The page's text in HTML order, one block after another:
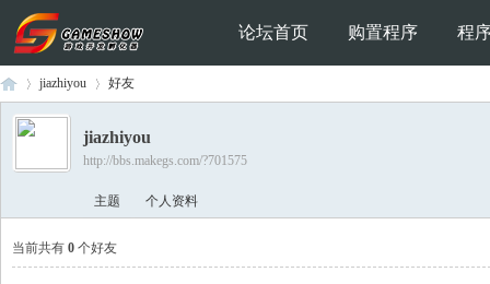
论坛首页 购置程序 程
›
jiazhiyou 好友
jiazhiyou
http://bbs.makegs.com/?701575
主题 个人资料
当前共有 0 个好友